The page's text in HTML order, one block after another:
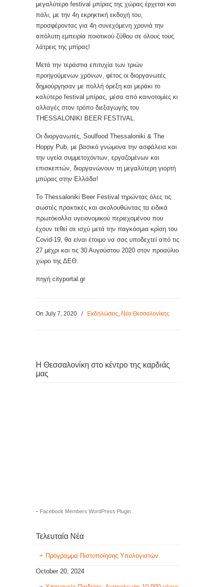
μεγαλύτερο festival μπίρας της χώρας έρχεται και
πάλι, με την 4η εκρηκτική εκδοχή του,
προσφέροντας για 4η συνεχόμενη χρονιά την
απόλυτη εμπειρία ποιοτικού ζύθου σε όλους τους
λάτρεις της μπίρας!
Μετά την τεράστια επιτυχία των τριών
προηγούμενων χρόνων, φέτος οι διοργανωτές
δημιούργησαν με πολλή όρεξη και μεράκι το
καλύτερο festival μπίρας, μέσα από καινοτομίες κι
αλλαγές στον τρόπο διεξαγωγής του
THESSALONIKI BEER FESTIVAL.
Οι διοργανωτές, Soulfood Thessaloniki & The
Hoppy Pub, με βασικό γνώμονα την ασφάλεια και
την υγεία συμμετοχόντων, εργαζομένων και
επισκεπτών, διοργανώνουν τη μεγαλύτερη γιορτή
μπύρας στην Ελλάδα!
Το Thessaloniki Beer Festival τηρώντας όλες τις
σωστές πρακτικές και ακολουθώντας τα ειδικά
πρωτόκολλα υγειονομικού περιεχομένου που
έχουν τεθεί σε ισχύ μετά την παγκόσμια κρίση του
Covid-19, θα είναι έτοιμο να σας υποδεχτεί από τις
27 μέχρι και τις 30 Αυγούστου 2020 στον προαύλιο
χώρο της ΔΕΘ.
πηγή cityportal.gr
On July 7, 2020 / Εκδηλώσεις, Νέα Θεσσαλονίκης
Η Θεσσαλονίκη στο κέντρο της καρδιάς
μας
- Facebook Members WordPress Plugin
Τελευταία Νέα
Πρόγραμμα Πιστοποίησης Υπολογιστών
October 20, 2024